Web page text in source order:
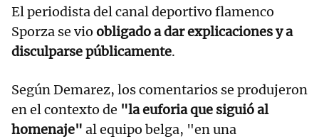
El periodista del canal deportivo flamenco
Sporza se vio obligado a dar explicaciones y a
disculparse públicamente.
Según Demarez, los comentarios se produjeron
en el contexto de "la euforia que siguió al
homenaje" al equipo belga, "en una